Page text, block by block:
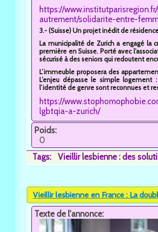
https://
autrement/solidarite-entre-
3.- (Suisse) Un projet inédit de
La municipalité de Zurich a engagé la
première en Suisse. Porté avec
sécurisé à des seniors qui redoutent
L’immeuble proposera des
L’enjeu dépasse le simple logement
l’identité de genre sont reconnues et
https://
lgbtqia-a-zurich/
Poids:
0
Tags:
Vieillir lesbienne : des
Vieillir lesbienne en France : La
Texte de l'annonce: